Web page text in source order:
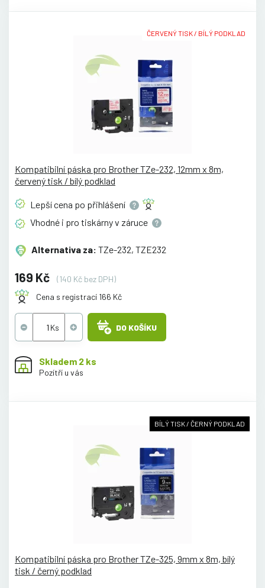
ČERVENÝ TISK / BÍLÝ PODKLAD
Kompatibilní páska pro Brother TZe-232, 12mm x 8m,
červený tisk / bílý podklad
Lepší cena po přihlášení
Vhodné i pro tiskárny v záruce
Alternativa za: TZe-232, TZE232
169 Kč
(140 Kč bez DPH)
Cena s registrací 166 Kč
DO KOŠÍKU
Skladem 2 ks
Pozítří u vás
BÍLÝ TISK / ČERNÝ PODKLAD
Kompatibilní páska pro Brother TZe-325, 9mm x 8m, bílý
tisk / černý podklad